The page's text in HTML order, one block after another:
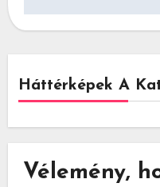
Háttérképek A
Vélemény,